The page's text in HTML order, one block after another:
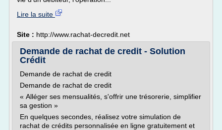
Lire la suite
Site : http://www.rachat-decredit.net
Demande de rachat de credit - Solution
Crédit
Demande de rachat de credit
Demande de rachat de credit
« Alléger ses mensualités, s'offrir une trésorerie, simplifier
sa gestion »
En quelques secondes, réalisez votre simulation de
rachat de crédits personnalisée en ligne gratuitement et